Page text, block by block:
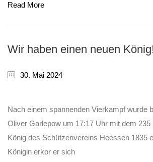
Read More
Wir haben einen neuen König!
30. Mai 2024
Nach einem spannenden Vierkampf wurde
Oliver Garlepow um 17:17 Uhr mit dem
König des Schützenvereins Heessen 1835
Königin erkor er sich